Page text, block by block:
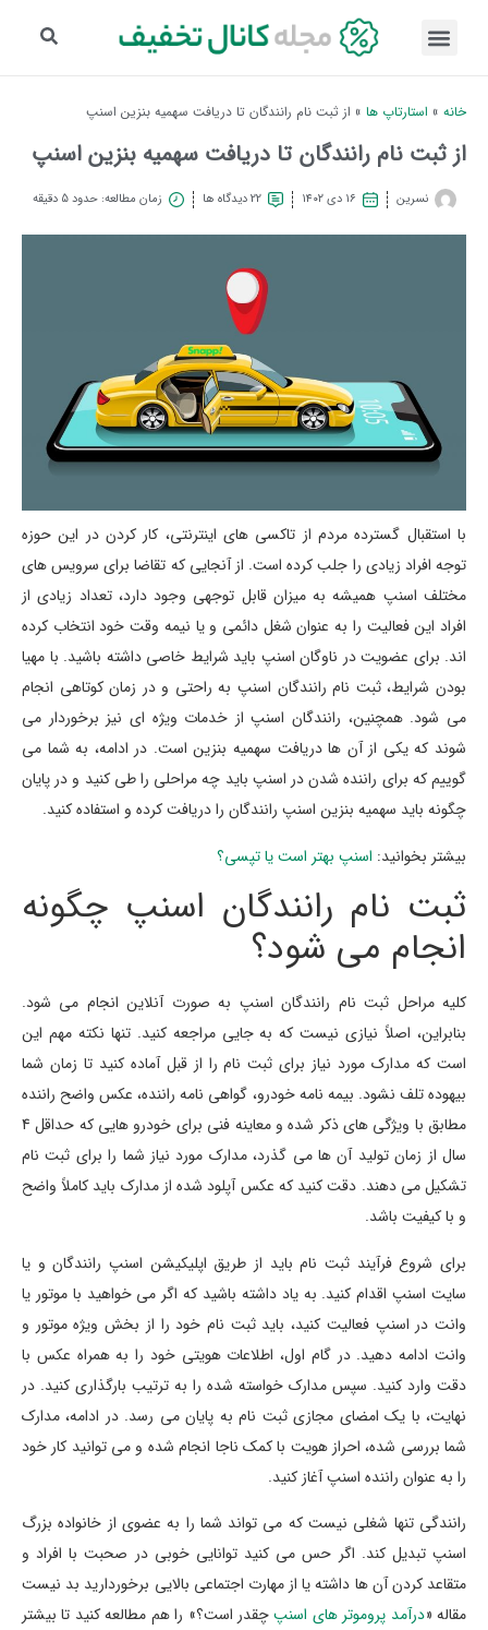
خانه » استارتاپ ها » از ثبت نام رانندگان تا دریافت سهمیه بنزین اسنپ
از ثبت نام رانندگان تا دریافت سهمیه بنزین اسنپ
نسرین ۱۶ دی ۱۴۰۲ 22 دیدگاه ها زمان مطالعه: حدود 5 دقیقه
با استقبال گسترده مردم از تاکسی های اینترنتی، کار کردن در این حوزه
توجه افراد زیادی را جلب کرده است. از آنجایی که تقاضا برای سرویس های
مختلف اسنپ همیشه به میزان قابل توجهی وجود دارد، تعداد زیادی از
افراد این فعالیت را به عنوان شغل دائمی و یا نیمه وقت خود انتخاب کرده
اند. برای عضویت در ناوگان اسنپ باید شرایط خاصی داشته باشید. با مهیا
بودن شرایط، ثبت نام رانندگان اسنپ به راحتی و در زمان کوتاهی انجام
می شود. همچنین، رانندگان اسنپ از خدمات ویژه ای نیز برخوردار می
شوند که یکی از آن ها دریافت سهمیه بنزین است. در ادامه، به شما می
گوییم که برای راننده شدن در اسنپ باید چه مراحلی را طی کنید و در پایان
چگونه باید سهمیه بنزین اسنپ رانندگان را دریافت کرده و استفاده کنید.
بیشتر بخوانید: اسنپ بهتر است یا تپسی؟
ثبت نام رانندگان اسنپ چگونه
انجام می شود؟
کلیه مراحل ثبت نام رانندگان اسنپ به صورت آنلاین انجام می شود.
بنابراین، اصلاً نیازی نیست که به جایی مراجعه کنید. تنها نکته مهم این
است که مدارک مورد نیاز برای ثبت نام را از قبل آماده کنید تا زمان شما
بیهوده تلف نشود. بیمه نامه خودرو، گواهی نامه راننده، عکس واضح راننده
مطابق با ویژگی های ذکر شده و معاینه فنی برای خودرو هایی که حداقل 4
سال از زمان تولید آن ها می گذرد، مدارک مورد نیاز شما را برای ثبت نام
تشکیل می دهند. دقت کنید که عکس آپلود شده از مدارک باید کاملاً واضح
و با کیفیت باشد.
برای شروع فرآیند ثبت نام باید از طریق اپلیکیشن اسنپ رانندگان و یا
سایت اسنپ اقدام کنید. به یاد داشته باشید که اگر می خواهید با موتور یا
وانت در اسنپ فعالیت کنید، باید ثبت نام خود را از بخش ویژه موتور و
وانت ادامه دهید. در گام اول، اطلاعات هویتی خود را به همراه عکس با
دقت وارد کنید. سپس مدارک خواسته شده را به ترتیب بارگذاری کنید. در
نهایت، با یک امضای مجازی ثبت نام به پایان می رسد. در ادامه، مدارک
شما بررسی شده، احراز هویت با کمک ناجا انجام شده و می توانید کار خود
را به عنوان راننده اسنپ آغاز کنید.
رانندگی تنها شغلی نیست که می تواند شما را به عضوی از خانواده بزرگ
اسنپ تبدیل کند. اگر حس می کنید توانایی خوبی در صحبت با افراد و
متقاعد کردن آن ها داشته یا از مهارت اجتماعی بالایی برخوردارید بد نیست
مقاله «درآمد پروموتر های اسنپچقدر است؟» را هم مطالعه کنید تا بیشتر